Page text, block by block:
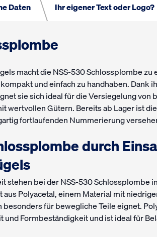
Daten Ihr eigener Text oder Logo?
macht die NSS-530 Schlossplombe zu
und einfach zu handhaben. Dank
sie sich ideal für die Versiegelung von
wertvollen Gütern. Bereits ab Lager ist
fortlaufenden Nummerierung
durch
stehen bei der NSS-530 Schlossplombe
Polyacetal, einem Material mit
für bewegliche Teile eignet.
und Formbeständigkeit und ist ideal für